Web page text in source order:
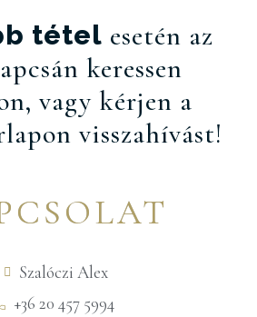
tétel esetén az
keressen
vagy kérjen a
visszahívást!
Szalóczi Alex
+36 20 457 5994